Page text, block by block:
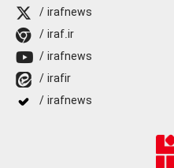
/ irafnews
/ iraf.ir
/ irafnews
/ irafir
/ irafnews